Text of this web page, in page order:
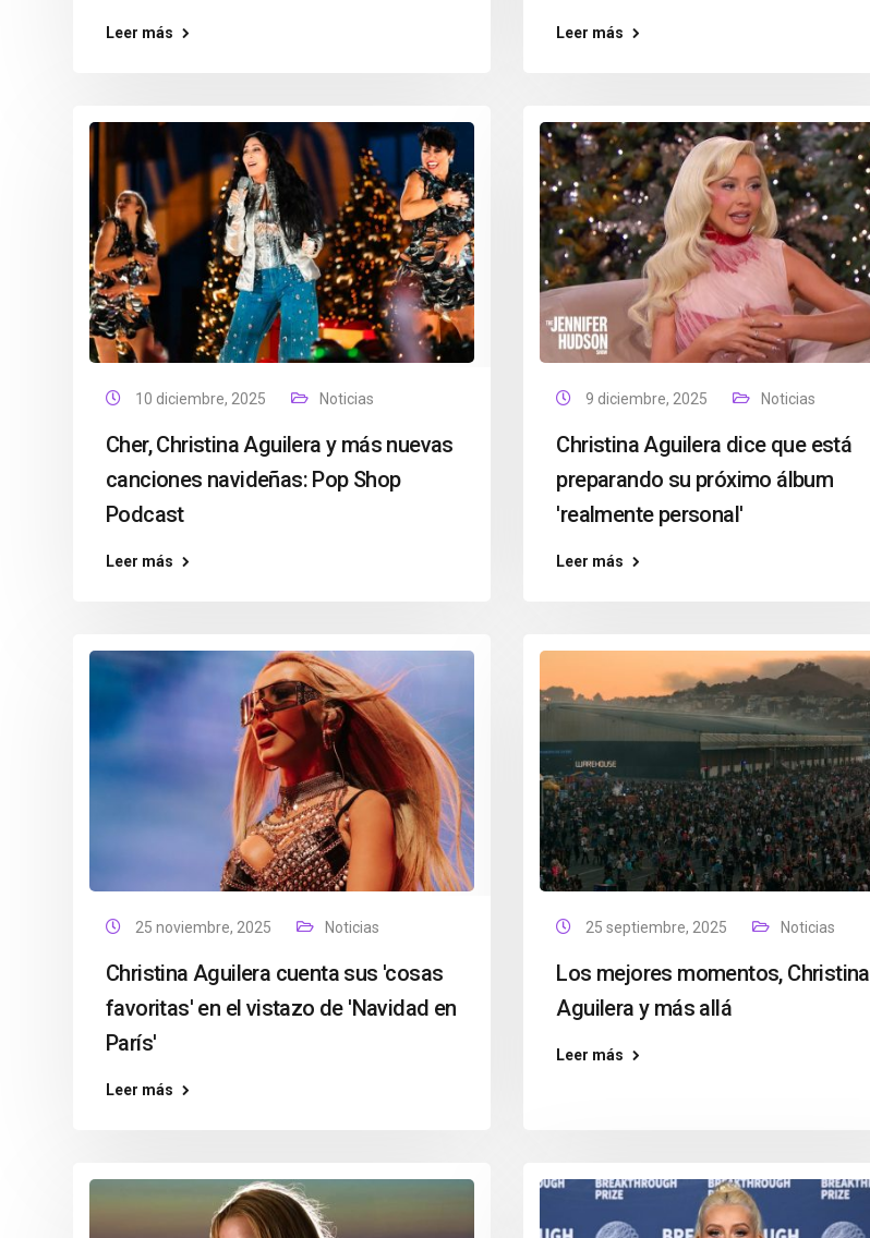
Leer más Leer más
10 diciembre, 2025 Noticias
Cher, Christina Aguilera y más nuevas
canciones navideñas: Pop Shop
Podcast
Leer más
9 diciembre, 2025 Noticias
Christina Aguilera dice que está
preparando su próximo álbum
'realmente personal'
Leer más
25 noviembre, 2025 Noticias
Christina Aguilera cuenta sus 'cosas
favoritas' en el vistazo de 'Navidad en
París'
Leer más
25 septiembre, 2025 Noticias
Los mejores momentos, Christina
Aguilera y más allá
Leer más